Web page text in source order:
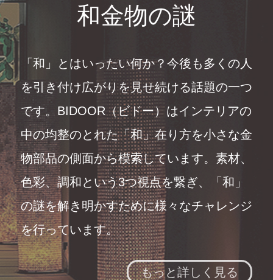
和金物の謎
「和」とはいったい何か？今後も多くの人
を引き付け広がりを見せ続ける話題の一つ
です。BIDOOR（ビドー）はインテリアの
中の均整のとれた「和」在り方を小さな金
物部品の側面から模索しています。素材、
色彩、調和という3つ視点を繋ぎ、「和」
の謎を解き明かすために様々なチャレンジ
を行っています。
もっと詳しく見る